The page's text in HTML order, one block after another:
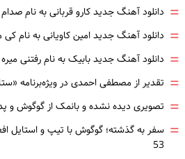
= دانلود آهنگ جدید کارو قربانی به نام
= دانلود آهنگ جدید امین کاویانی به نام کی
= دانلود آهنگ جدید بابیک به نام رفتنی میره
= تقدیر از مصطفی احمدی در ویژه‌برنامه
= تصویری دیده نشده و بانمک از گوگوش و
=
53